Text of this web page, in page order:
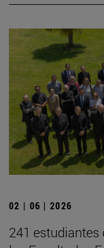
02 | 06 | 2026
241 estudiantes